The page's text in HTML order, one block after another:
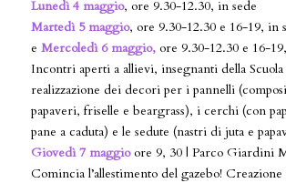
Lunedì 4 maggio, ore 9.30-12.30, in sede
Martedì 5 maggio, ore 9.30-12.30 e 16-19, in
e Mercoledì 6 maggio, ore 9.30-12.30 e 16-19,
Incontri aperti a allievi, insegnanti della
realizzazione dei decori per i pannelli
papaveri, friselle e beargrass), i cerchi (con
pane a caduta) e le sedute (nastri di juta e
Giovedì 7 maggio ore 9, 30 | Parco Giardini
Comincia l’allestimento del gazebo!